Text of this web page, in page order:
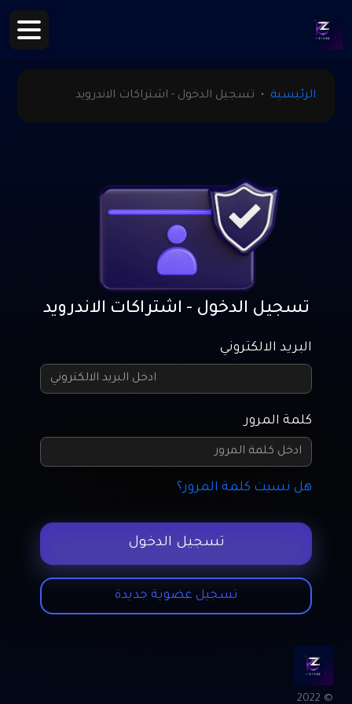
الرئيسية تسجيل الدخول - اشتراكات الاندرويد
تسجيل الدخول - اشتراكات الاندرويد
البريد الالكتروني
كلمة المرور
هل نسيت كلمة المرور؟
تسجيل الدخول
تسجيل عضوية جديدة
© 2022